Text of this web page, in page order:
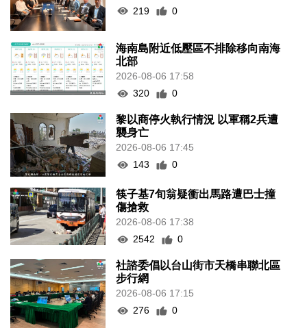
219
0
海南島附近低壓區不排除移向南海
北部
2026-08-06 17:58
320
0
黎以商停火執行情況 以軍稱2兵遭
襲身亡
2026-08-06 17:45
143
0
筷子基7旬翁疑衝出馬路遭巴士撞
傷搶救
2026-08-06 17:38
2542
0
社諮委倡以台山街市天橋串聯北區
步行網
2026-08-06 17:15
276
0